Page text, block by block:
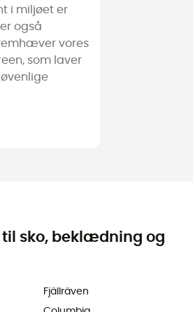
i miljøet er
også
vores
som laver
til sko, beklædning og
Fjällräven